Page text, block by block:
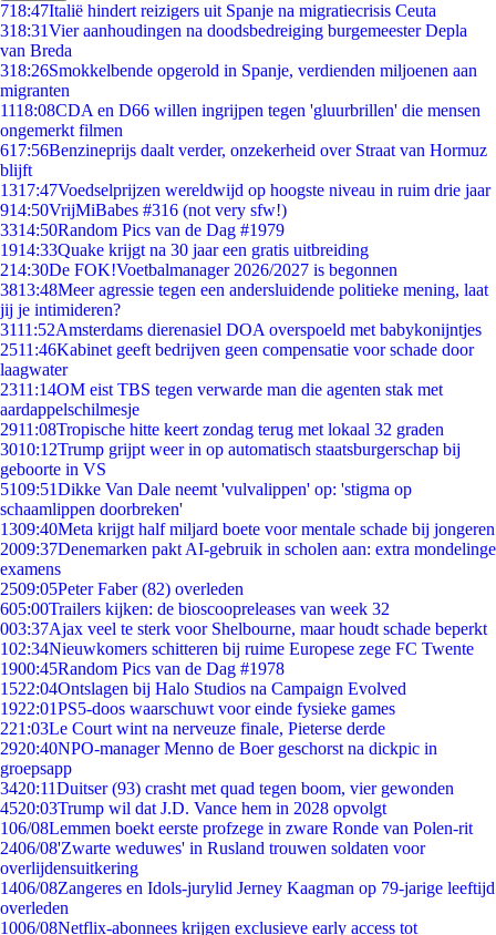
718:47Italië hindert reizigers uit Spanje na migratiecrisis Ceuta
318:31Vier aanhoudingen na doodsbedreiging burgemeester Depla
van Breda
318:26Smokkelbende opgerold in Spanje, verdienden miljoenen aan
migranten
1118:08CDA en D66 willen ingrijpen tegen 'gluurbrillen' die mensen
ongemerkt filmen
617:56Benzineprijs daalt verder, onzekerheid over Straat van Hormuz
blijft
1317:47Voedselprijzen wereldwijd op hoogste niveau in ruim drie jaar
914:50VrijMiBabes #316 (not very sfw!)
3314:50Random Pics van de Dag #1979
1914:33Quake krijgt na 30 jaar een gratis uitbreiding
214:30De FOK!Voetbalmanager 2026/2027 is begonnen
3813:48Meer agressie tegen een andersluidende politieke mening, laat
jij je intimideren?
3111:52Amsterdams dierenasiel DOA overspoeld met babykonijntjes
2511:46Kabinet geeft bedrijven geen compensatie voor schade door
laagwater
2311:14OM eist TBS tegen verwarde man die agenten stak met
aardappelschilmesje
2911:08Tropische hitte keert zondag terug met lokaal 32 graden
3010:12Trump grijpt weer in op automatisch staatsburgerschap bij
geboorte in VS
5109:51Dikke Van Dale neemt 'vulvalippen' op: 'stigma op
schaamlippen doorbreken'
1309:40Meta krijgt half miljard boete voor mentale schade bij jongeren
2009:37Denemarken pakt AI-gebruik in scholen aan: extra mondelinge
examens
2509:05Peter Faber (82) overleden
605:00Trailers kijken: de bioscoopreleases van week 32
003:37Ajax veel te sterk voor Shelbourne, maar houdt schade beperkt
102:34Nieuwkomers schitteren bij ruime Europese zege FC Twente
1900:45Random Pics van de Dag #1978
1522:04Ontslagen bij Halo Studios na Campaign Evolved
1922:01PS5-doos waarschuwt voor einde fysieke games
221:03Le Court wint na nerveuze finale, Pieterse derde
2920:40NPO-manager Menno de Boer geschorst na dickpic in
groepsapp
3420:11Duitser (93) crasht met quad tegen boom, vier gewonden
4520:03Trump wil dat J.D. Vance hem in 2028 opvolgt
106/08Lemmen boekt eerste profzege in zware Ronde van Polen-rit
2406/08'Zwarte weduwes' in Rusland trouwen soldaten voor
overlijdensuitkering
1406/08Zangeres en Idols-jurylid Jerney Kaagman op 79-jarige leeftijd
overleden
1006/08Netflix-abonnees krijgen exclusieve early access tot